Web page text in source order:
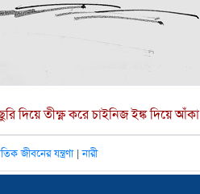
দিয়ে তীক্ষ্ণ করে চাইনিজ ইঙ্ক দিয়ে আঁকা
জীবনের যন্ত্রণা|নারী